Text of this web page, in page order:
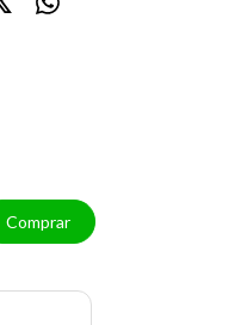
Comprar